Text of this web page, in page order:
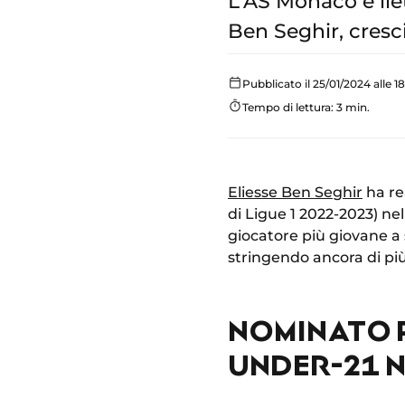
Ben Seghir,
Pubblicato il 25/01/2024 alle
Tempo di lettura: 3 min.
Eliesse Ben Seghir ha
di Ligue 1 2022-2023)
giocatore più giovane
stringendo ancora di
NOMINATO
UNDER-21